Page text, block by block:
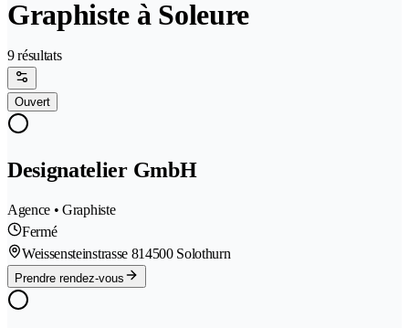
Graphiste à Soleure
9 résultats
Ouvert
Designatelier GmbH
Agence • Graphiste
Fermé
Weissensteinstrasse 814500 Solothurn
Prendre rendez-vous